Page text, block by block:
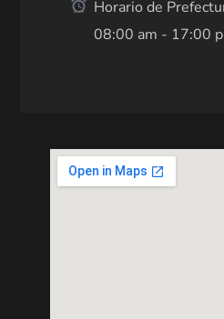
Horario de
08:00 am - 17:00